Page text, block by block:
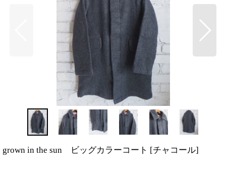
grown in the sun ビッグカラーコート [チャコール]